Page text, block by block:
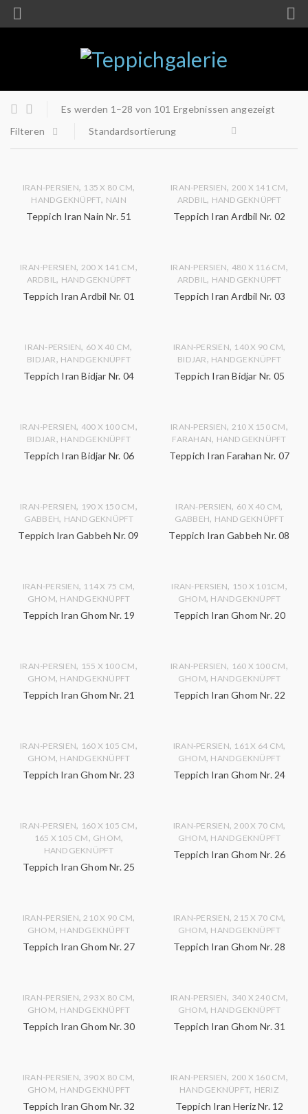
Es werden 1–28 von 101 Ergebnissen angezeigt
Filteren
Standardsortierung
IRAN-PERSIEN, 135 X 80 CM,
HANDGEKNÜPFT, NAIN
Teppich Iran Nain Nr. 51
IRAN-PERSIEN, 200 X 141 CM,
ARDBIL, HANDGEKNÜPFT
Teppich Iran Ardbil Nr. 02
IRAN-PERSIEN, 200 X 141 CM,
ARDBIL, HANDGEKNÜPFT
Teppich Iran Ardbil Nr. 01
IRAN-PERSIEN, 480 X 116 CM,
ARDBIL, HANDGEKNÜPFT
Teppich Iran Ardbil Nr. 03
IRAN-PERSIEN, 60 X 40 CM,
BIDJAR, HANDGEKNÜPFT
Teppich Iran Bidjar Nr. 04
IRAN-PERSIEN, 140 X 90 CM,
BIDJAR, HANDGEKNÜPFT
Teppich Iran Bidjar Nr. 05
IRAN-PERSIEN, 400 X 100 CM,
BIDJAR, HANDGEKNÜPFT
Teppich Iran Bidjar Nr. 06
IRAN-PERSIEN, 210 X 150 CM,
FARAHAN, HANDGEKNÜPFT
Teppich Iran Farahan Nr. 07
IRAN-PERSIEN, 190 X 150 CM,
GABBEH, HANDGEKNÜPFT
Teppich Iran Gabbeh Nr. 09
IRAN-PERSIEN, 60 X 40 CM,
GABBEH, HANDGEKNÜPFT
Teppich Iran Gabbeh Nr. 08
IRAN-PERSIEN, 114 X 75 CM,
GHOM, HANDGEKNÜPFT
Teppich Iran Ghom Nr. 19
IRAN-PERSIEN, 150 X 101CM,
GHOM, HANDGEKNÜPFT
Teppich Iran Ghom Nr. 20
IRAN-PERSIEN, 155 X 100 CM,
GHOM, HANDGEKNÜPFT
Teppich Iran Ghom Nr. 21
IRAN-PERSIEN, 160 X 100 CM,
GHOM, HANDGEKNÜPFT
Teppich Iran Ghom Nr. 22
IRAN-PERSIEN, 160 X 105 CM,
GHOM, HANDGEKNÜPFT
Teppich Iran Ghom Nr. 23
IRAN-PERSIEN, 161 X 64 CM,
GHOM, HANDGEKNÜPFT
Teppich Iran Ghom Nr. 24
IRAN-PERSIEN, 160 X 105 CM,
165 X 105 CM, GHOM,
HANDGEKNÜPFT
Teppich Iran Ghom Nr. 25
IRAN-PERSIEN, 200 X 70 CM,
GHOM, HANDGEKNÜPFT
Teppich Iran Ghom Nr. 26
IRAN-PERSIEN, 210 X 90 CM,
GHOM, HANDGEKNÜPFT
Teppich Iran Ghom Nr. 27
IRAN-PERSIEN, 215 X 70 CM,
GHOM, HANDGEKNÜPFT
Teppich Iran Ghom Nr. 28
IRAN-PERSIEN, 293 X 80 CM,
GHOM, HANDGEKNÜPFT
Teppich Iran Ghom Nr. 30
IRAN-PERSIEN, 340 X 240 CM,
GHOM, HANDGEKNÜPFT
Teppich Iran Ghom Nr. 31
IRAN-PERSIEN, 390 X 80 CM,
GHOM, HANDGEKNÜPFT
Teppich Iran Ghom Nr. 32
IRAN-PERSIEN, 200 X 160 CM,
HANDGEKNÜPFT, HERIZ
Teppich Iran Heriz Nr. 12